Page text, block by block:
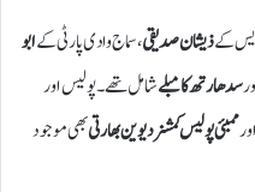
کےذیشان صدیقی، سماج وادی پارٹی کےابو
سدھارتھ کامبلےشامل تھے۔ پولیس اور
اورممبئی پولیس کمشنر دیوین بھارتیبھی موجود